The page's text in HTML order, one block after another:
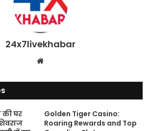
24x7livekhabar
Website
की घर
Golden Tiger Casino:
Roaring Rewards and Top